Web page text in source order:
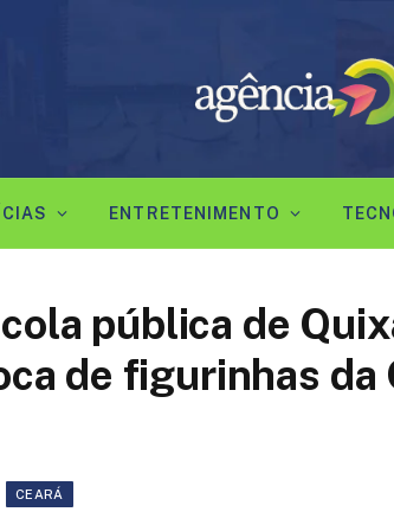
ENTRETENIMENTO
pública de
de figurinhas da
CEARÁ